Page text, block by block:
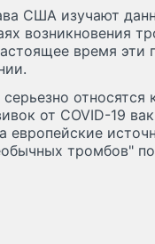
США изучают
возникновения
время
от COVID-19
европейские
тромбов"